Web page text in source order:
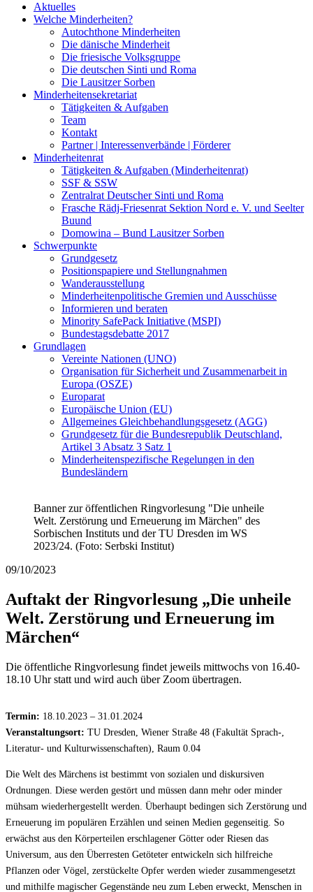
Aktuelles
Welche Minderheiten?
Autochthone Minderheiten
Die dänische Minderheit
Die friesische Volksgruppe
Die deutschen Sinti und Roma
Die Lausitzer Sorben
Minderheitensekretariat
Tätigkeiten & Aufgaben
Team
Kontakt
Partner | Interessenverbände | Förderer
Minderheitenrat
Tätigkeiten & Aufgaben (Minderheitenrat)
SSF & SSW
Zentralrat Deutscher Sinti und Roma
Frasche Rädj-Friesenrat Sektion Nord e. V. und Seelter
Buund
Domowina – Bund Lausitzer Sorben
Schwerpunkte
Grundgesetz
Positionspapiere und Stellungnahmen
Wanderausstellung
Minderheitenpolitische Gremien und Ausschüsse
Informieren und beraten
Minority SafePack Initiative (MSPI)
Bundestagsdebatte 2017
Grundlagen
Vereinte Nationen (UNO)
Organisation für Sicherheit und Zusammenarbeit in
Europa (OSZE)
Europarat
Europäische Union (EU)
Allgemeines Gleichbehandlungsgesetz (AGG)
Grundgesetz für die Bundesrepublik Deutschland,
Artikel 3 Absatz 3 Satz 1
Minderheitenspezifische Regelungen in den
Bundesländern
Banner zur öffentlichen Ringvorlesung "Die unheile
Welt. Zerstörung und Erneuerung im Märchen" des
Sorbischen Instituts und der TU Dresden im WS
2023/24. (Foto: Serbski Institut)
09/10/2023
Auftakt der Ringvorlesung „Die unheile
Welt. Zerstörung und Erneuerung im
Märchen“
Die öffentliche Ringvorlesung findet jeweils mittwochs von 16.40-
18.10 Uhr statt und wird auch über Zoom übertragen.
Termin: 18.10.2023 – 31.01.2024
Veranstaltungsort: TU Dresden, Wiener Straße 48 (Fakultät Sprach-,
Literatur- und Kulturwissenschaften), Raum 0.04
Die Welt des Märchens ist bestimmt von sozialen und diskursiven
Ordnungen. Diese werden gestört und müssen dann mehr oder minder
mühsam wiederhergestellt werden. Überhaupt bedingen sich Zerstörung und
Erneuerung im populären Erzählen und seinen Medien gegenseitig. So
erwächst aus den Körperteilen erschlagener Götter oder Riesen das
Universum, aus den Überresten Getöteter entwickeln sich hilfreiche
Pflanzen oder Vögel, zerstückelte Opfer werden wieder zusammengesetzt
und mithilfe magischer Gegenstände neu zum Leben erweckt, Menschen in